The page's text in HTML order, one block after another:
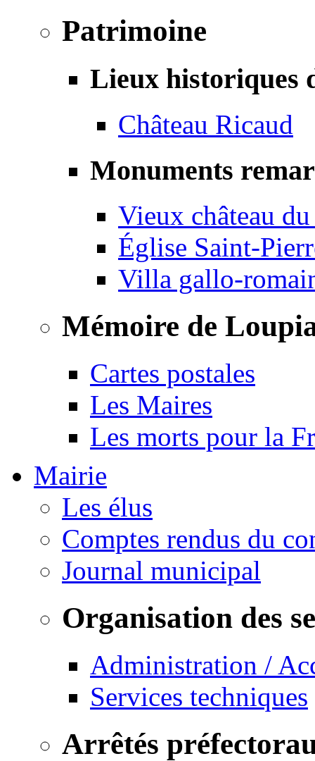
Patrimoine
Lieux historiques
Château Ricaud
Monuments
Vieux château
Église Saint-
Villa gallo-
Mémoire de
Cartes postales
Les Maires
Les morts pour la
Mairie
Les élus
Comptes rendus du
Journal municipal
Organisation des
Administration /
Services techniques
Arrêtés